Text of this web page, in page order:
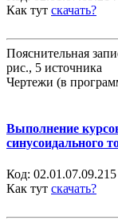
Как тут скачать?
Пояснительная
рис., 5 источника
Чертежи (в
Выполнение
синусоидального
Код: 02.01.07.09.215
Как тут скачать?